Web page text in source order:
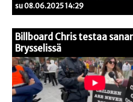
su 08.06.2025 14:29
Billboard Chris testaa
Brysselissä